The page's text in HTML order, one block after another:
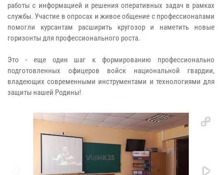
работы с информацией и решения оперативных задач в рамках
службы. Участие в опросах и живое общение с профессионалами
помогли курсантам расширить кругозор и наметить новые
горизонты для профессионального роста.
Это - еще один шаг к формированию профессионально
подготовленных офицеров войск национальной гвардии,
владеющих современными инструментами и технологиями для
защиты нашей Родины!